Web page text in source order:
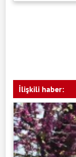
İlişkili haber: